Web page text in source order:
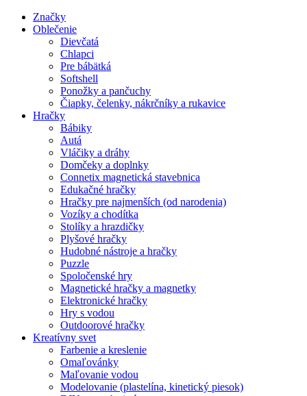
Značky
Oblečenie
Dievčatá
Chlapci
Pre bábätká
Softshell
Ponožky a pančuchy
Čiapky, čelenky, nákrčníky a rukavice
Hračky
Bábiky
Autá
Vláčiky a dráhy
Domčeky a doplnky
Connetix magnetická stavebnica
Edukačné hračky
Hračky pre najmenších (od narodenia)
Vozíky a chodítka
Stolíky a hrazdičky
Plyšové hračky
Hudobné nástroje a hračky
Puzzle
Spoločenské hry
Magnetické hračky a magnetky
Elektronické hračky
Hry s vodou
Outdoorové hračky
Kreatívny svet
Farbenie a kreslenie
Omaľovánky
Maľovanie vodou
Modelovanie (plastelína, kinetický piesok)